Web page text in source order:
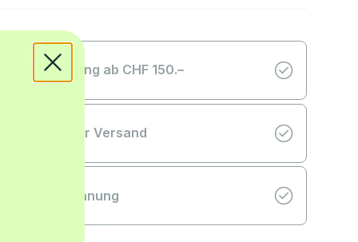
Lieferung ab CHF 150.–
Versand
auf Rechnung